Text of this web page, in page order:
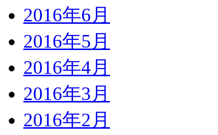
2016年6月
2016年5月
2016年4月
2016年3月
2016年2月